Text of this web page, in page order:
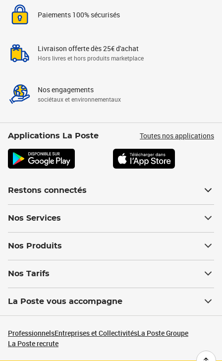
Paiements 100% sécurisés
Livraison offerte dès 25€ d'achat
Hors livres et hors produits marketplace
Nos engagements
sociétaux et environnementaux
Applications La Poste Toutes nos applications
Restons connectés
Nos Services
Nos Produits
Nos Tarifs
La Poste vous accompagne
ProfessionnelsEntreprises et CollectivitésLa Poste Groupe
La Poste recrute